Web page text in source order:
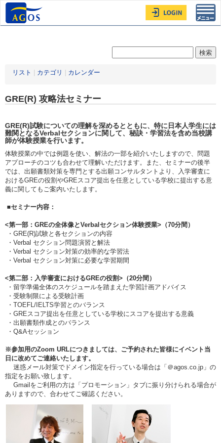
リスト カテゴリ カレンダー
GRE(R) 攻略法セミナー
GRE(R)試験についての理解を深めるとともに、特に日本人学生には
難関となるVerbalセクションに関して、秘訣・学習法を含め当校講
師が体験授業を行います。
体験授業の中では例題を使い、解法の一部を紹介いたしますので、問題
アプローチのコツも合わせて理解いただけます。また、セミナーの後半
では、出願書類対策を専門とする出願コンサルタントより、入学審査に
おけるGREの役割やGREスコア提出を任意としている学校に提出する意
義に関してもご案内いたします。
■セミナー内容：
<第一部：GREの全体像とVerbalセクション体験授業>（70分間）
・GRE(R)試験と各セクションの内容
・Verbal セクション問題演習と解法
・Verbal セクション対策の効率的な学習法
・Verbal セクション対策に必要な学習期間
<第二部：入学審査におけるGREの役割>（20分間）
・留学準備全体のスケジュールを踏まえた学習計画アドバイス
・受験制限による受験計画
・TOEFL/IELTS学習とのバランス
・GREスコア提出を任意としている学校にスコアを提出する意義
・出願書類作成とのバランス
・Q&Aセッション
※参加用のZoom URLにつきましては、ご予約された皆様にイベント当
日に改めてご連絡いたします。
迷惑メール対策でドメイン指定を行っている場合は「＠agos.co.jp」の
指定をお願い致します。
Gmailをご利用の方は「プロモーション」タブに振り分けられる場合が
ありますので、合わせてご確認ください。